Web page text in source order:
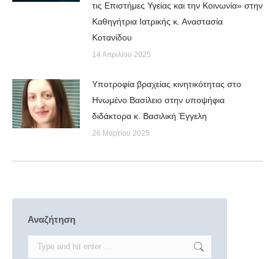
τις Επιστήμες Υγείας και την Κοινωνία» στην
Καθηγήτρια Ιατρικής κ. Αναστασία
Κοτανίδου
14 Απριλίου 2025
Υποτροφία βραχείας κινητικότητας στο
Ηνωμένο Βασίλειο στην υποψήφια
διδάκτορα κ. Βασιλική Έγγελη
26 Μαρτίου 2025
Αναζήτηση
Search: